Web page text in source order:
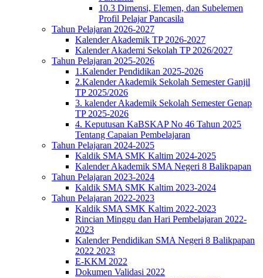
10.3 Dimensi, Elemen, dan Subelemen
Profil Pelajar Pancasila
Tahun Pelajaran 2026-2027
Kalender Akademik TP 2026-2027
Kalender Akademi Sekolah TP 2026/2027
Tahun Pelajaran 2025-2026
1.Kalender Pendidikan 2025-2026
2.Kalender Akademik Sekolah Semester Ganjil
TP 2025/2026
3. kalender Akademik Sekolah Semester Genap
TP 2025-2026
4. Keputusan KaBSKAP No 46 Tahun 2025
Tentang Capaian Pembelajaran
Tahun Pelajaran 2024-2025
Kaldik SMA SMK Kaltim 2024-2025
Kalender Akademik SMA Negeri 8 Balikpapan
Tahun Pelajaran 2023-2024
Kaldik SMA SMK Kaltim 2023-2024
Tahun Pelajaran 2022-2023
Kaldik SMA SMK Kaltim 2022-2023
Rincian Minggu dan Hari Pembelajaran 2022-
2023
Kalender Pendidikan SMA Negeri 8 Balikpapan
2022 2023
E-KKM 2022
Dokumen Validasi 2022